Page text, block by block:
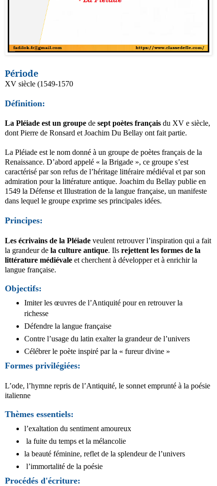
Période
XV siècle (1549-1570
Définition:
La Pléiade est un groupe de sept poètes français du XV e siècle,
dont Pierre de Ronsard et Joachim Du Bellay ont fait partie.
La Pléiade est le nom donné à un groupe de poètes français de la
Renaissance. D’abord appelé « la Brigade », ce groupe s’est
caractérisé par son refus de l’héritage littéraire médiéval et par son
admiration pour la littérature antique. Joachim du Bellay publie en
1549 la Défense et Illustration de la langue française, un manifeste
dans lequel le groupe exprime ses principales idées.
Principes:
Les écrivains de la Pléiade veulent retrouver l’inspiration qui a fait
la grandeur de la culture antique. Ils rejettent les formes de la
littérature médiévale et cherchent à développer et à enrichir la
langue française.
Objectifs:
Imiter les œuvres de l’Antiquité pour en retrouver la
richesse
Défendre la langue française
Contre l’usage du latin exalter la grandeur de l’univers
Célébrer le poète inspiré par la « fureur divine »
Formes privilégiées:
L’ode, l’hymne repris de l’Antiquité, le sonnet emprunté à la poésie
italienne
Thèmes essentiels:
l’exaltation du sentiment amoureux
la fuite du temps et la mélancolie
la beauté féminine, reflet de la splendeur de l’univers
l’immortalité de la poésie
Procédés d'écriture: